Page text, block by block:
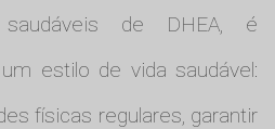
de DHEA, é
estilo de vida saudável:
físicas regulares, garantir